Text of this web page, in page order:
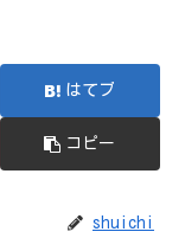
はてブ
コピー
shuichi